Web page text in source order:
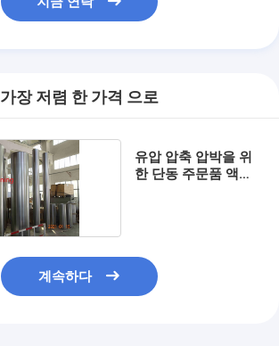
가장 저렴 한 가격 으로
유압 압축 압박을 위
한 단동 주문품 액압
계속하다